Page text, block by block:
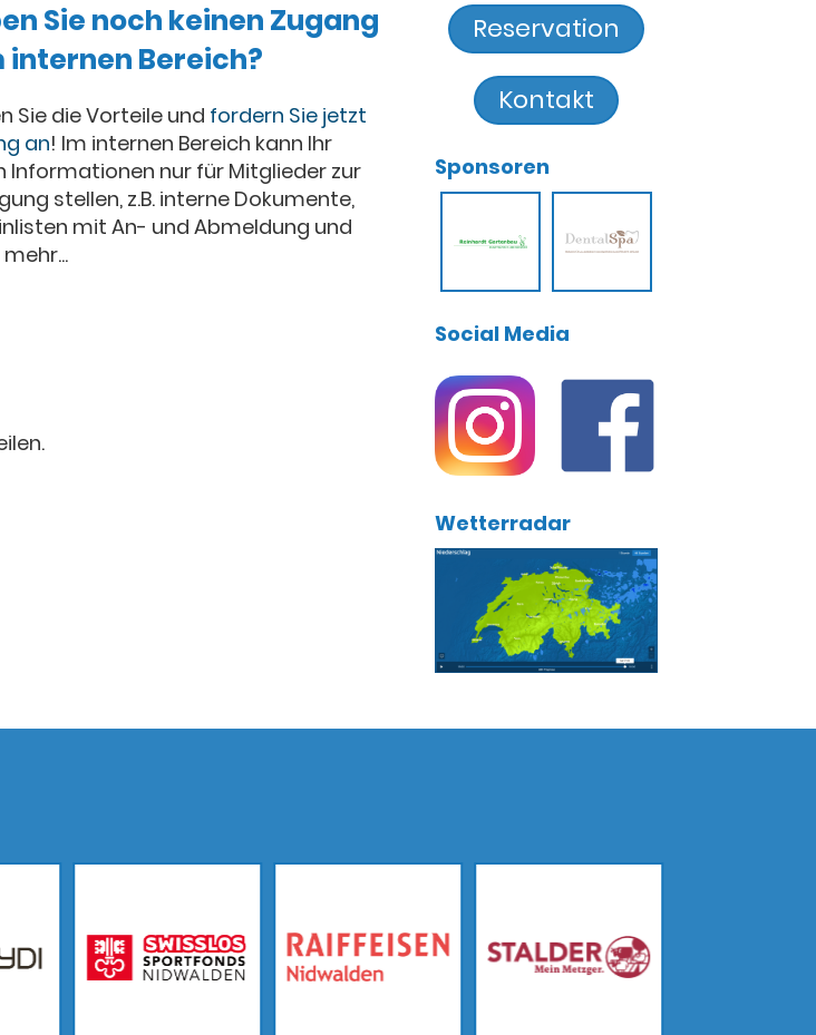
Sie noch keinen Zugang
internen Bereich?
Sie die Vorteile und fordern Sie jetzt
an! Im internen Bereich kann Ihr
Informationen nur für Mitglieder zur
stellen, z.B. interne Dokumente,
mit An- und Abmeldung und
Reservation
Kontakt
Sponsoren
Social Media
Wetterradar